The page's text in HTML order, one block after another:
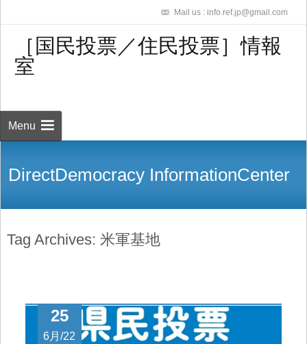
Mail us : info.ref.jp@gmail.com
［国民投票／住民投票］情報
室
Menu
DirectDemocracy InformationCenter
Tag Archives: 米軍基地
25
6月/22